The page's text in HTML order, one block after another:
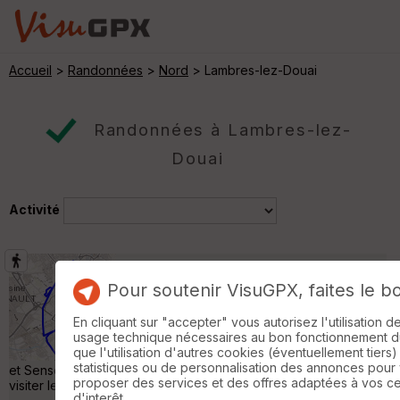
Accueil > Randonnées > Nord > Lambres-lez-Douai
Randonnées à Lambres-lez-
Douai
Activité
Au départ du"bout du bout" du parking du
complexe cinématographique: le Majestic.
Randonnée le long des berges des Scarpe
et Sensée pour finir dans le Douai historique... Sans oublier de
visiter le jardin monastique et musée de la Chartreuse... »
Pour soutenir VisuGPX, faites le
En cliquant sur "accepter" vous autorisez l'utilisation
usage technique nécessaires au bon fonctionnement
que l'utilisation d'autres cookies (éventuellement
statistiques ou de personnalisation des annonces pour
proposer des services et des offres adaptées à vos